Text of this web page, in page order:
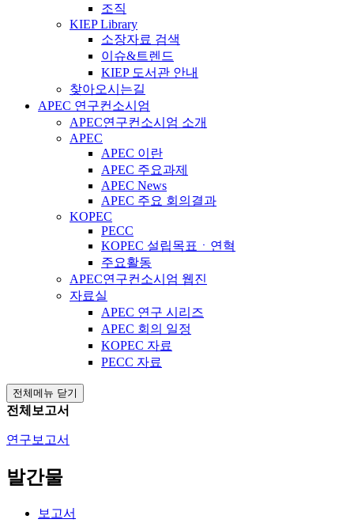
조직
KIEP Library
소장자료 검색
이슈&트렌드
KIEP 도서관 안내
찾아오시는길
APEC 연구컨소시엄
APEC연구컨소시엄 소개
APEC
APEC 이란
APEC 주요과제
APEC News
APEC 주요 회의결과
KOPEC
PECC
KOPEC 설립목표ㆍ연혁
주요활동
APEC연구컨소시엄 웹진
자료실
APEC 연구 시리즈
APEC 회의 일정
KOPEC 자료
PECC 자료
전체메뉴 닫기
전체보고서
연구보고서
발간물
보고서